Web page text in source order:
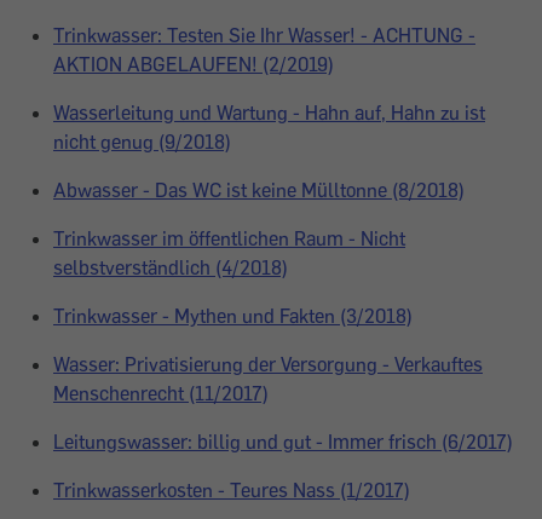
Trinkwasser: Testen Sie Ihr Wasser! - ACHTUNG -
AKTION ABGELAUFEN! (2/2019)
Wasserleitung und Wartung - Hahn auf, Hahn zu ist
nicht genug (9/2018)
Abwasser - Das WC ist keine Mülltonne (8/2018)
Trinkwasser im öffentlichen Raum - Nicht
selbstverständlich (4/2018)
Trinkwasser - Mythen und Fakten (3/2018)
Wasser: Privatisierung der Versorgung - Verkauftes
Menschenrecht (11/2017)
Leitungswasser: billig und gut - Immer frisch (6/2017)
Trinkwasserkosten - Teures Nass (1/2017)